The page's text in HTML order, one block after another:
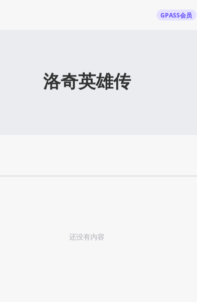
GPASS会员
洛奇英雄传
还没有内容